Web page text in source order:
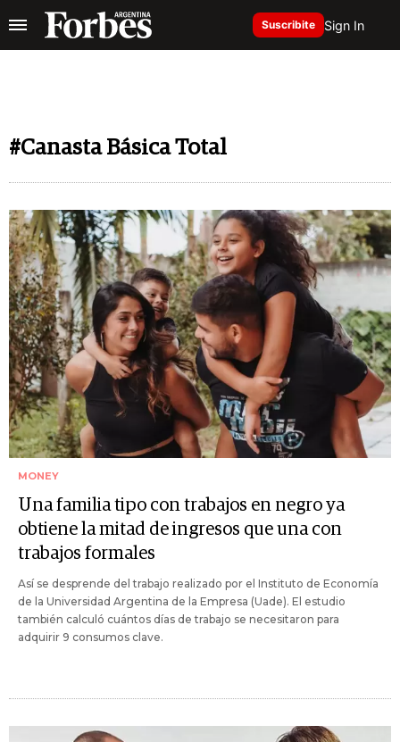
Suscribite Sign In
#Canasta Básica Total
MONEY
Una familia tipo con trabajos en negro ya
obtiene la mitad de ingresos que una con
trabajos formales
Así se desprende del trabajo realizado por el Instituto de Economía
de la Universidad Argentina de la Empresa (Uade). El estudio
también calculó cuántos días de trabajo se necesitaron para
adquirir 9 consumos clave.